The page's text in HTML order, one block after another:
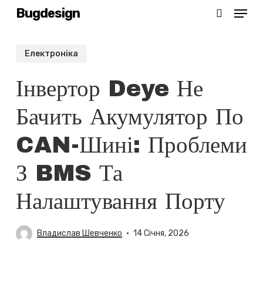
SkipBugdesign Menu
Електроніка
Інвертор Deye Не
Бачить Акумулятор По
CAN-Шині: Проблеми
З BMS Та
Налаштування Порту
Владислав Шевченко 14 Січня, 2026